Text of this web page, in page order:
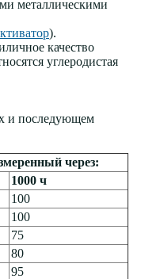
металлическими
).
качество
углеродистая
и последующем
через:
1000 ч
100
100
75
80
95